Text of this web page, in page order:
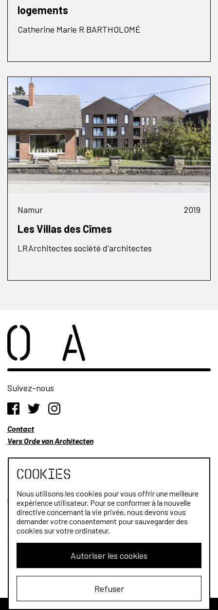
logements
Catherine Marie R BARTHOLOMÉ
Namur 2019
Les Villas des Cîmes
LRArchitectes société d'architectes
Suivez-nous
Contact
Vers Orde van Architecten
Qui sommes-nous?
Architectes
Stagiaires
© 2026 L'Ordre des architectes. All rights reserved.
Cookies
Nous utilisons les cookies pour vous offrir une meilleure
expérience utilisateur. Pour se conformer à la nouvelle
directive concernant la vie privée, nous devons vous
demander votre consentement pour sauvegarder des
cookies sur votre ordinateur.
Autoriser les cookies
Refuser